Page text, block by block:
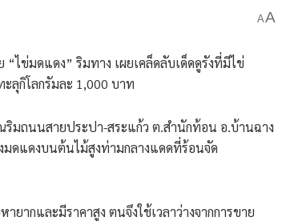
AA
ไข่มดแดง” ริมทาง เผยเคล็ดลับเด็ดดูรังที่มีไข่
ลุกิโลกรัมละ 1,000 บาท
ริมถนนสายประปา-สระแก้ว ต.สำนักท้อน อ.บ้านฉาง
มดแดงบนต้นไม้สูงท่ามกลางแดดที่ร้อนจัด
ากและมีราคาสูง ตนจึงใช้เวลาว่างจากการขาย